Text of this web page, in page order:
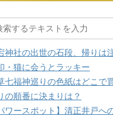
神社の出世の石段、帰りは
・猫に会うとラッキー
七福神巡りの色紙はどこ
の順番に決まりは？
ワースポット】清正井戸へ